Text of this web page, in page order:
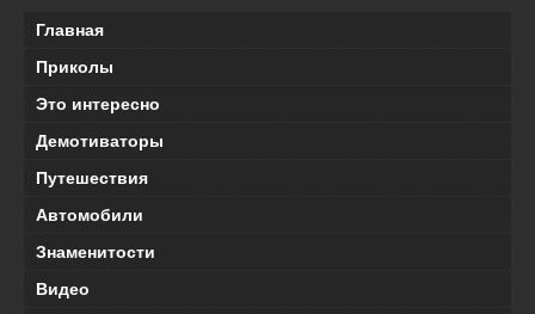
Главная
Приколы
Это интересно
Демотиваторы
Путешествия
Автомобили
Знаменитости
Видео